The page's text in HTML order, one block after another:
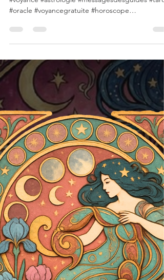
31 juil.
SAGITTAIRE TAROSCOPE
TAROSCOPE SAGITTAIRE AOUT 2026
#sagittaire #signeastrologique #taroscope
#voyance #astrologie #messagesdesguides #tarot
#oracle #voyancegratuite #horoscope
#energiesdumois #signesduzodiaque
#voyancefrancaise #août2026